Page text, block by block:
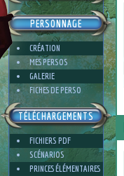
PERSONNAGE
CRÉATION
MES PERSOS
GALERIE
FICHES DE PERSO
TÉLÉCHARGEMENTS
FICHIERS PDF
SCÉNARIOS
PRINCES ÉLÉMENTAIRES